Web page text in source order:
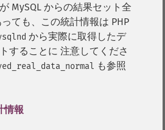
が MySQL からの結果セット全
ても、この統計情報は PHP
から実際に取得したデ
することに 注意してくださ
も参照
情報